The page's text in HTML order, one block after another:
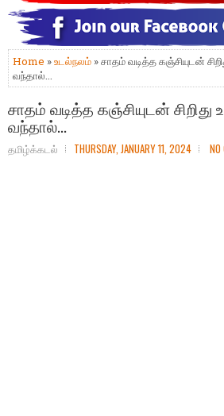
Home »உடல்நலம் » சாதம் வடித்த கஞ்சியுடன்
வந்தால்...
சாதம் வடித்த கஞ்சியுடன் சிறிது
வந்தால்...
தமிழ்க்கடல் THURSDAY, JANUARY 11, 2024 NO